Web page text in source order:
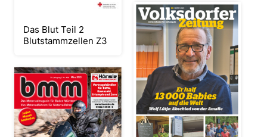
Das Blut Teil 2
Blutstammzellen Z3